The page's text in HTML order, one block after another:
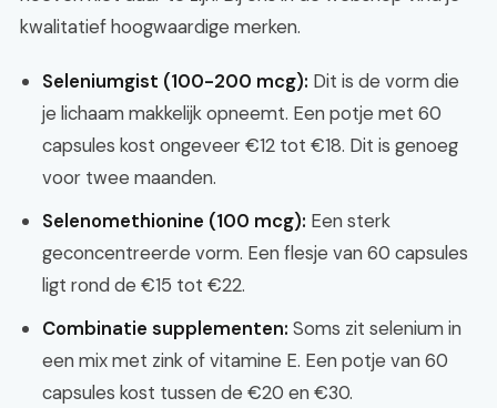
kwalitatief hoogwaardige merken.
Seleniumgist (100-200 mcg): Dit is de vorm die
je lichaam makkelijk opneemt. Een potje met 60
capsules kost ongeveer €12 tot €18. Dit is genoeg
voor twee maanden.
Selenomethionine (100 mcg): Een sterk
geconcentreerde vorm. Een flesje van 60 capsules
ligt rond de €15 tot €22.
Combinatie supplementen: Soms zit selenium in
een mix met zink of vitamine E. Een potje van 60
capsules kost tussen de €20 en €30.